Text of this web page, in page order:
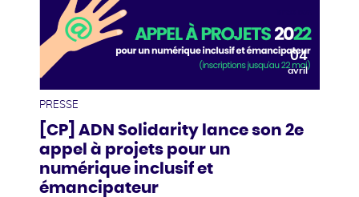
04
avril
PRESSE
[CP] ADN Solidarity lance son 2e
appel à projets pour un
numérique inclusif et
émancipateur